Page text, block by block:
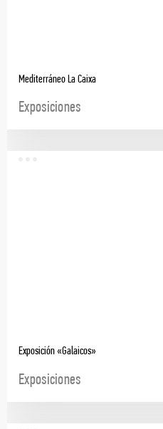
Mediterráneo La Caixa
Exposiciones
Exposición «Galaicos»
Exposiciones